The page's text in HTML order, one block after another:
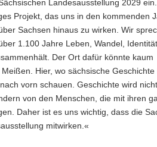
Landesausstellung 2029
Projekt, das uns in den kommenden
Sachsen hinaus zu wirken. Wir
1.100 Jahre Leben, Wandel,
Der Ort dafür könnte kaum
Hier, wo sächsische Geschichte
vorn schauen. Geschichte wird
von den Menschen, die mit ihren
Daher ist es uns wichtig, dass die
mitwirken.«